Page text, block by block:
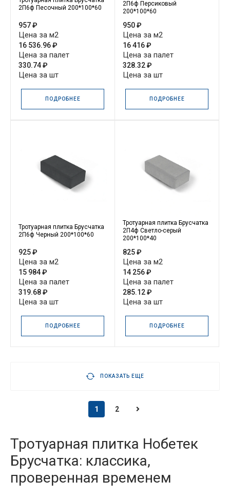
2П6ф Песочный 200*100*60
957 ₽
Цена за м2
16 536.96 ₽
Цена за палет
330.74 ₽
Цена за шт
ПОДРОБНЕЕ
2П6ф Персиковый
200*100*60
950 ₽
Цена за м2
16 416 ₽
Цена за палет
328.32 ₽
Цена за шт
ПОДРОБНЕЕ
Тротуарная плитка Брусчатка
2П6ф Черный 200*100*60
925 ₽
Цена за м2
15 984 ₽
Цена за палет
319.68 ₽
Цена за шт
ПОДРОБНЕЕ
Тротуарная плитка Брусчатка
2П4ф Светло-серый
200*100*40
825 ₽
Цена за м2
14 256 ₽
Цена за палет
285.12 ₽
Цена за шт
ПОДРОБНЕЕ
ПОКАЗАТЬ ЕЩЕ
1 2
Тротуарная плитка Нобетек
Брусчатка: классика,
проверенная временем